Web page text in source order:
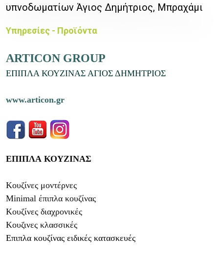
υπνοδωματίων Άγιος Δημήτριος, Μπραχάμι
Υπηρεσίες - Προϊόντα
ARTICON GROUP
ΕΠΙΠΛΑ ΚΟΥΖΙΝΑΣ ΑΓΙΟΣ ΔΗΜΗΤΡΙΟΣ
www.articon.gr
ΕΠΙΠΛΑ ΚΟΥΖΙΝΑΣ
Κουζίνες μοντέρνες
Minimal έπιπλα κουζίνας
Κουζίνες διαχρονικές
Κουζινες κλασσικές
Επιπλα κουζίνας ειδικές κατασκευές